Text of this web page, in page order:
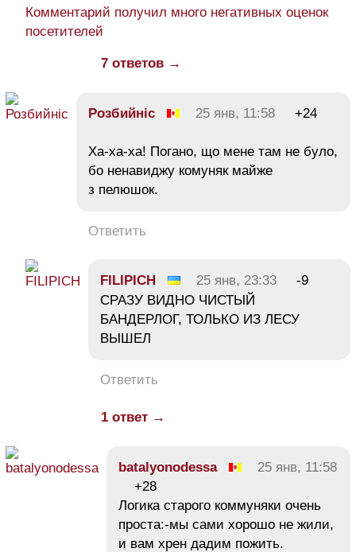
Комментарий получил много негативных оценок
посетителей
7 ответов →
Розбийніс 25 янв, 11:58 +24
Ха-ха-ха! Погано, що мене там не було,
бо ненавиджу комуняк майже
з пелюшок.
Ответить
FILIPICH 25 янв, 23:33
-9
СРАЗУ ВИДНО ЧИСТЫЙ
БАНДЕРЛОГ, ТОЛЬКО ИЗ ЛЕСУ
ВЫШЕЛ
Ответить
1 ответ →
batalyonodessa
25 янв, 11:58
+28
Логика старого коммуняки очень
проста:-мы сами хорошо не жили,
и вам хрен дадим пожить.